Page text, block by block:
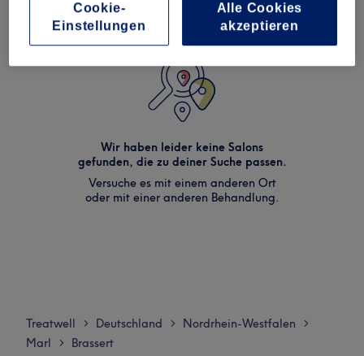
Wir haben leider keine Salons
gefunden, die zu deiner Suche passen.
Versuche es mit einem anderen Ort
oder mit einer anderen Behandlung.
Treatwell > Deutschland > Nordrhein-Westfalen >
Marl > Brassert
Cookie-
Einstellungen
Alle Cookies
akzeptieren